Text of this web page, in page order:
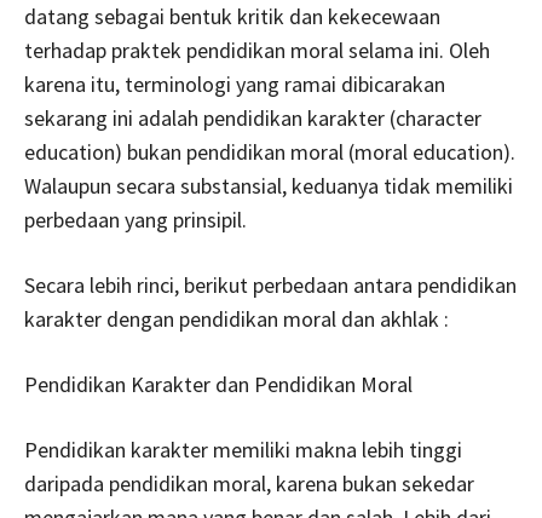
datang sebagai bentuk kritik dan kekecewaan
terhadap praktek pendidikan moral selama ini. Oleh
karena itu, terminologi yang ramai dibicarakan
sekarang ini adalah pendidikan karakter (character
education) bukan pendidikan moral (moral education).
Walaupun secara substansial, keduanya tidak memiliki
perbedaan yang prinsipil.
Secara lebih rinci, berikut perbedaan antara pendidikan
karakter dengan pendidikan moral dan akhlak :
Pendidikan Karakter dan Pendidikan Moral
Pendidikan karakter memiliki makna lebih tinggi
daripada pendidikan moral, karena bukan sekedar